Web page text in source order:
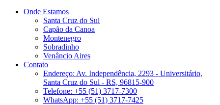
Onde Estamos
Santa Cruz do Sul
Capão da Canoa
Montenegro
Sobradinho
Venâncio Aires
Contato
Endereço: Av. Independência, 2293 - Universitário,
Santa Cruz do Sul - RS, 96815-900
Telefone: +55 (51) 3717-7300
WhatsApp: +55 (51) 3717-7425